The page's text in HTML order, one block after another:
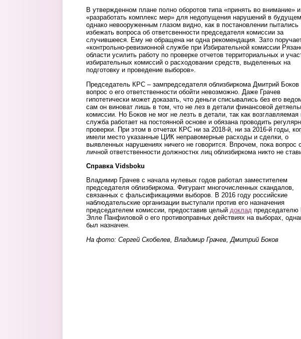
В утвержденном плане полно оборотов типа «принять во внимание» и
«разработать комплекс мер» для недопущения нарушений в
однако невооруженным глазом видно, как в постановлении пытались
избежать вопроса об ответсвенности председателя комиссии за
случившееся. Ему не обращена ни одна рекомендация. Зато
«контрольно-ревизионной службе при Избирательной комиссии
области усилить работу по проверке отчетов территориальных и
избирательных комиссий о расходовании средств, выделенных на
подготовку и проведение выборов».
Председатель КРС – зампредседателя облизбиркома Дмитрий Боков
вопрос о его ответственности обойти невозможно. Даже Грачев
гипотетически может доказать, что деньги списывались без его
сам он виноват лишь в том, что не лез в детали финансовой
комиссии. Но Боков не мог не лезть в детали, так как возглавляемая
служба работает на постоянной основе и обязана проводить
проверки. При этом в отчетах КРС ни за 2018-й, ни за 2016-й годы,
имели место указанные ЦИК неправомерные расходы и сделки, о
выявленных нарушениях ничего не говорится. Впрочем, пока вопрос
личной ответственности должностнх лиц облизбиркома никто не
Справка Vidsboku
Владимир Грачев с начала нулевых годов работал заместителем
председателя облизбиркома. Фигурант многочисленных скандалов,
связанных с фальсификациями выборов. В 2016 году российские
наблюдательские организации выступали против его назначения
председателем комиссии, предоставив целый доклад
Элле Панфиловой о его противоправных действиях на выборах,
был назначен.
На фото: Сергей Скобелев, Владимир Грачев, Дмитрий Боков